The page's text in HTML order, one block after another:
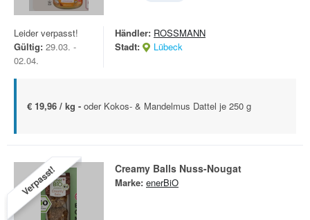
Leider verpasst!
Gültig: 29.03. -
02.04.
Händler: ROSSMANN
Stadt:
Lübeck
€ 19,96 / kg - oder Kokos- & Mandelmus Dattel je 250 g
Verpasst! Creamy Balls Nuss-Nougat
Marke: enerBiO